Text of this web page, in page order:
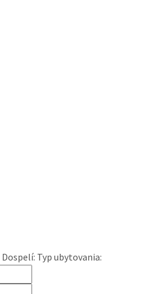
Dospelí: Typ ubytovania: